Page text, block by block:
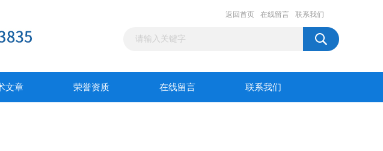
返回首页 在线留言 联系我们
文章 荣誉资质 在线留言 联系我们